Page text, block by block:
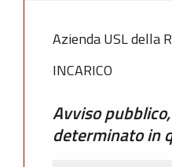
Azienda USL della
INCARICO
Avviso
determinato in